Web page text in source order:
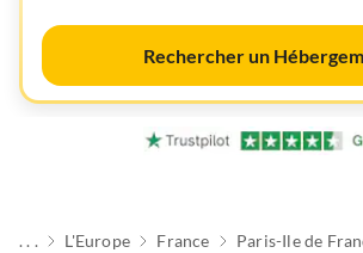
Rechercher un
. . . L'Europe France Paris-Ile de